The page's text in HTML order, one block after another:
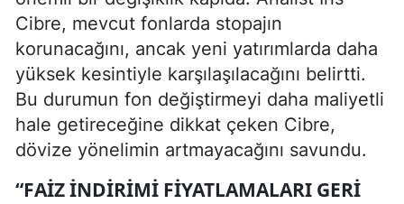
Cibre, mevcut fonlarda stopajın
korunacağını, ancak yeni yatırımlarda daha
yüksek kesintiyle karşılaşılacağını belirtti.
Bu durumun fon değiştirmeyi daha maliyetli
hale getireceğine dikkat çeken Cibre,
dövize yönelimin artmayacağını savundu.
“FAIZ INDIRIMI FIYATLAMALARI GERI